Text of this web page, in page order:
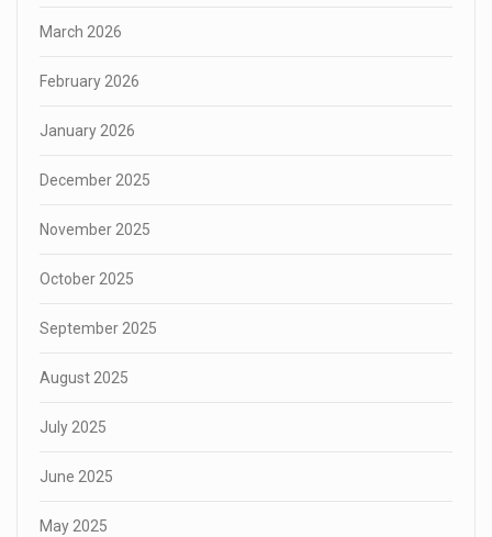
March 2026
February 2026
January 2026
December 2025
November 2025
October 2025
September 2025
August 2025
July 2025
June 2025
May 2025